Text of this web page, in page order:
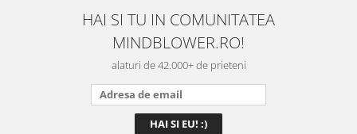
HAI SI TU IN COMUNITATEA
MINDBLOWER.RO!
alaturi de 42.000+ de prieteni